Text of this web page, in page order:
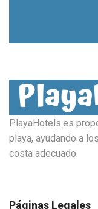
PlayaHotels.es
playa, ayudando a
costa adecuado.
Páginas Legales